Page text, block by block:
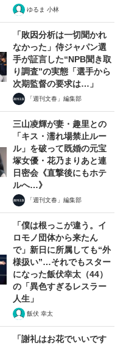
ゆるま 小林
「敗因分析は一切聞かれ
なかった」侍ジャパン選
手が証言した“NPB聞き取
り調査”の実態「選手から
次期監督の要求は…」
「週刊文春」編集部
三山凌輝が妻・趣里との
「キス・濡れ場禁止ルー
ル」を破って既婚の元宝
塚女優・花乃まりあと連
日密会《直撃後にもホテ
ルへ…》
「週刊文春」編集部
「僕は根っこが違う。イ
ロモノ団体から来たん
で」新日に所属しても“外
様扱い”…それでもスター
になった飯伏幸太（44）
の「異色すぎるレスラー
人生」
飯伏 幸太
「謝礼はお花でいいです